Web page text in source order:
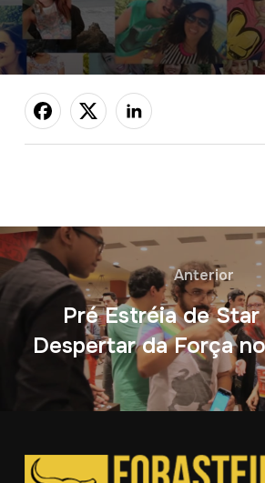
Anterior
Pré Estréia de Star
Despertar da Força